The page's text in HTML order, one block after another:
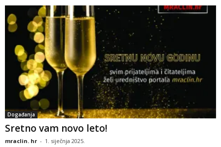
Događanja
Sretno vam novo leto!
mraclin. hr - 1. siječnja 2025.